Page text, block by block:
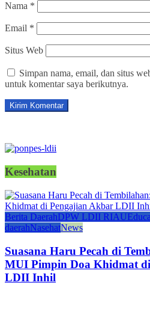
Nama *
Email *
Situs Web
Simpan nama, email, dan situs
untuk komentar saya berikutnya.
Kesehatan
Berita DaerahDPW LDII RIAU
daerahNasehatNews
Suasana Haru Pecah di
MUI Pimpin Doa Khidmat
LDII Inhil